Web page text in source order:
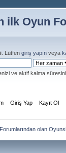
ilk Oyun
. Lütfengiriş yapın veya
ve aktif kalma
Giriş Yap Kayıt Ol
olan